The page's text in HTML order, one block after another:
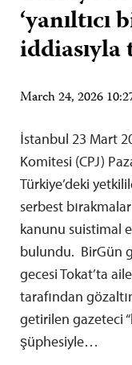
March 24, 2026
İstanbul 23 Mart
Komitesi (CPJ)
Türkiye’deki
serbest
kanunu suistimal
bulundu. BirGün
gecesi Tokat’ta
tarafından
getirilen gazeteci
şüphesiyle…